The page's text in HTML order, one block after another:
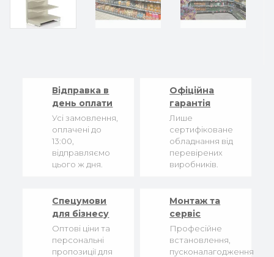
Відправка в
день оплати
Усі замовлення,
оплачені до
13:00,
відправляємо
цього ж дня.
Офіційна
гарантія
Лише
сертифіковане
обладнання від
перевірених
виробників.
Спецумови
для бізнесу
Оптові ціни та
персональні
пропозиції для
Монтаж та
сервіс
Професійне
встановлення,
пусконалагодження